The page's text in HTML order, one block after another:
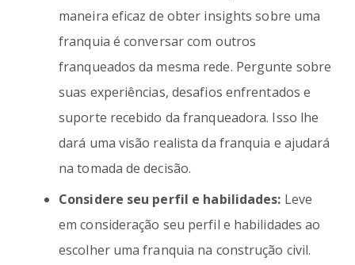
maneira eficaz de obter insights sobre uma
franquia é conversar com outros
franqueados da mesma rede. Pergunte sobre
suas experiências, desafios enfrentados e
suporte recebido da franqueadora. Isso lhe
dará uma visão realista da franquia e ajudará
na tomada de decisão.
Considere seu perfil e habilidades: Leve
em consideração seu perfil e habilidades ao
escolher uma franquia na construção civil.